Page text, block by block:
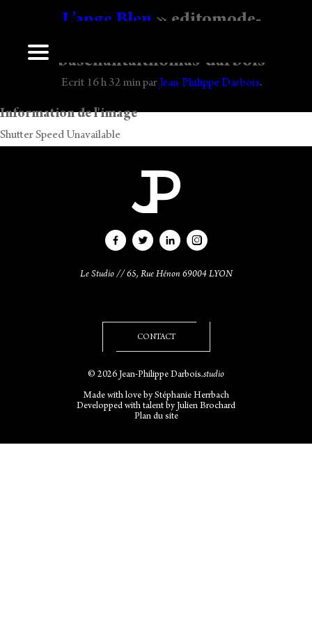
L’ange Bleu » editomode-
lingerieargentovivo-photographe-
baschantalthomas-darbois
Ecrit 16 h 32 minpar Jean-Philippe Darbois.
Information de l'image
Shutter Speed Unavailable
Le Studio // 65, Rue Hénon 69004 LYON
CONTACT
© 2026 Jean-Philippe Darbois.studio
Made with love byStéphanie Herrbach
Developped with talent by Julien Brochard
Plan du site